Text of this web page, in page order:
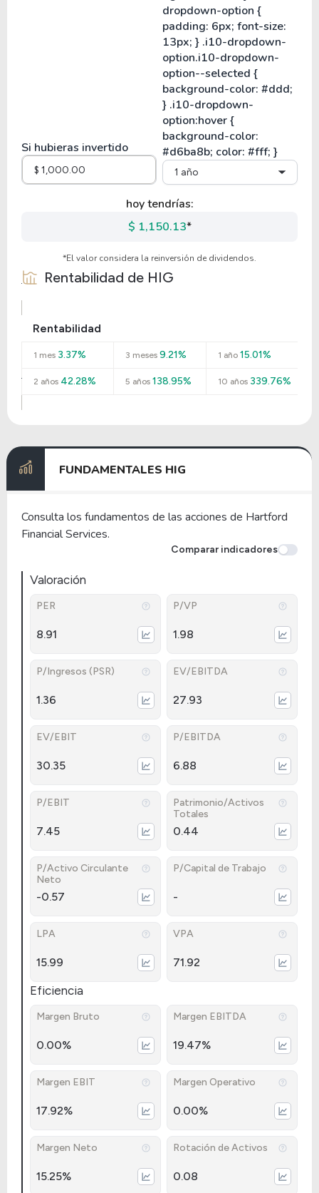
Si hubieras invertido
1 año
hoy tendrías:
$ 1,150.13*
*El valor considera la reinversión de dividendos.
Rentabilidad de HIG
Rentabilidad
1 mes 3.37% 3 meses 9.21% 1 año15.01%
2 años 42.28% 5 años 138.95% 10 años339.76%
FUNDAMENTALES HIG
Consulta los fundamentos de las acciones de Hartford
Financial Services.
Comparar indicadores
Valoración
PER
8.91
P/VP
1.98
P/Ingresos (PSR)
1.36
EV/EBITDA
27.93
EV/EBIT
30.35
P/EBITDA
6.88
P/EBIT
7.45
Patrimonio/Activos
Totales
0.44
P/Activo Circulante
Neto
-0.57
P/Capital de Trabajo
-
LPA
15.99
VPA
71.92
Eficiencia
Margen Bruto
0.00%
Margen EBITDA
19.47%
Margen EBIT
17.92%
Margen Operativo
0.00%
Margen Neto
15.25%
Rotación de Activos
0.08